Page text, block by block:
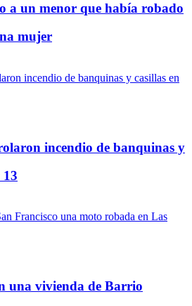
a un menor que había robado
mujer
incendio de banquinas y
13
una vivienda de Barrio